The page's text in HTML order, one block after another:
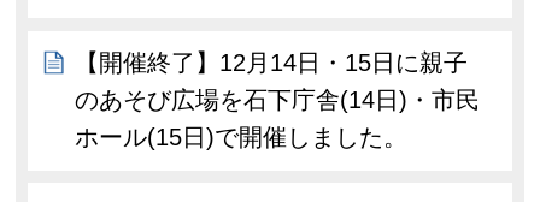
【開催終了】12月14日・15日に親子
のあそび広場を石下庁舎(14日)・市民
ホール(15日)で開催しました。